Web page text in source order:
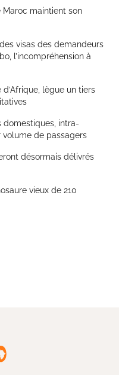
Maroc maintient son
visas des demandeurs
l’incompréhension à
lègue un tiers
domestiques, intra-
de passagers
désormais délivrés
vieux de 210